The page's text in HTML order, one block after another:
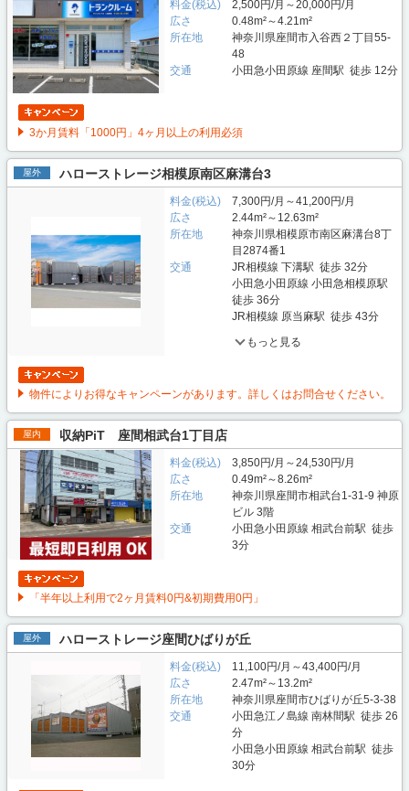
料金(税込)
2,500円/月～20,000円/月
広さ
0.48m²～4.21m²
所在地
神奈川県座間市入谷西２丁目55-
48
交通
小田急小田原線 座間駅 徒歩 12分
3か月賃料「1000円」4ヶ月以上の利用必須
屋外 ハローストレージ相模原南区麻溝台3
料金(税込)
7,300円/月～41,200円/月
広さ
2.44m²～12.63m²
所在地
神奈川県相模原市南区麻溝台8丁
目2874番1
交通
JR相模線 下溝駅 徒歩 32分
小田急小田原線 小田急相模原駅
徒歩 36分
JR相模線 原当麻駅 徒歩 43分
もっと見る
物件によりお得なキャンペーンがあります。詳しくはお問合せください。
屋内 収納PiT 座間相武台1丁目店
料金(税込)
3,850円/月～24,530円/月
広さ
0.49m²～8.26m²
所在地
神奈川県座間市相武台1-31-9 神原
ビル 3階
交通
小田急小田原線 相武台前駅 徒歩
3分
「半年以上利用で2ヶ月賃料0円&初期費用0円」
屋外 ハローストレージ座間ひばりが丘
料金(税込)
11,100円/月～43,400円/月
広さ
2.47m²～13.2m²
所在地
神奈川県座間市ひばりが丘5-3-38
交通
小田急江ノ島線 南林間駅 徒歩 26
分
小田急小田原線 相武台前駅 徒歩
30分